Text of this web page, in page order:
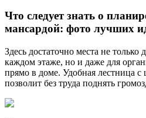
Что следует знать о
мансардой: фото лучших
Здесь достаточно места не только
каждом этаже, но и даже для
прямо в доме. Удобная лестница
позволит без труда поднять